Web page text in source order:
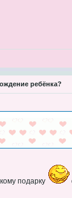
ребёнка?
подарку